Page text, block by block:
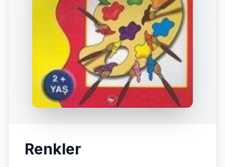
Renkler